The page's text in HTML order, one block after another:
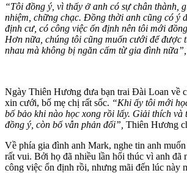
“Tôi đồng ý, vì thấy ở anh có sự chân thành,
nhiệm, chững chạc. Đồng thời anh cũng có ý
định cư, có công việc ổn định nên tôi mới
Hơn nữa, chúng tôi cũng muốn cưới để được
nhau mà không bị ngăn cấm từ gia đình nữa”,
Ngày Thiên Hương đưa bạn trai Đài Loan về
xin cưới, bố mẹ chị rất sốc. “Khi ấy tôi mới
bố bảo khi nào học xong rồi lấy. Giải thích và
đồng ý, còn bố vẫn phản đối”, Thiên Hương
Về phía gia đình anh Mark, nghe tin anh
rất vui. Bởi họ đã nhiều lần hối thúc vì anh đã
công việc ổn định rồi, nhưng mãi đến lúc này